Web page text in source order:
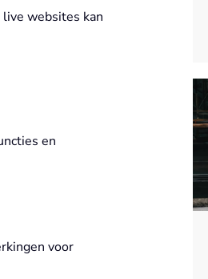
websites kan
en
voor